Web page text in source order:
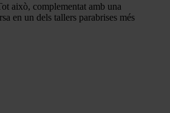
això, complementat amb una
en un dels tallers parabrises més